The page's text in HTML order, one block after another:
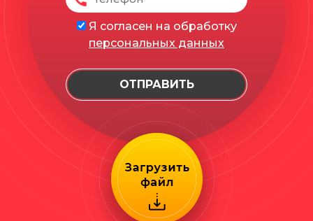
Я согласен на обработку
персональных данных